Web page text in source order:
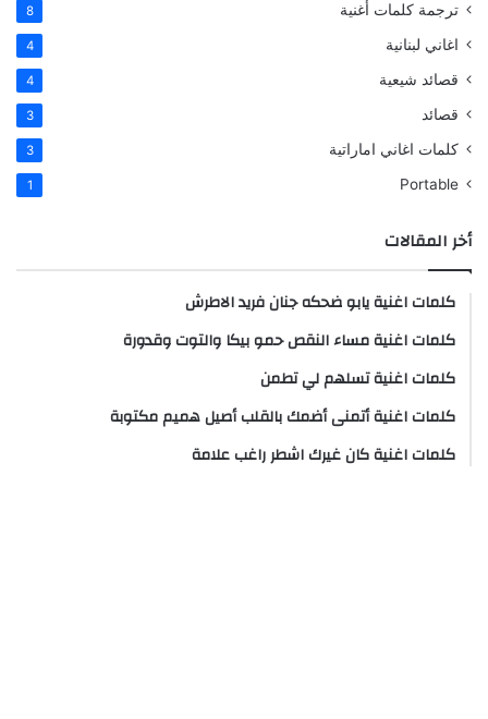
ترجمة كلمات أغنية 8
اغاني لبنانية 4
قصائد شيعية 4
قصائد 3
كلمات اغاني اماراتية 3
Portable
1
أخر المقالات
كلمات اغنية يابو ضحكه جنان فريد الاطرش
كلمات اغنية مساء النقص حمو بيكا والتوت وقدورة
كلمات اغنية تسلهم لي تطمن
كلمات اغنية أتمنى أضمك بالقلب أصيل هميم مكتوبة
كلمات اغنية كان غيرك اشطر راغب علامة